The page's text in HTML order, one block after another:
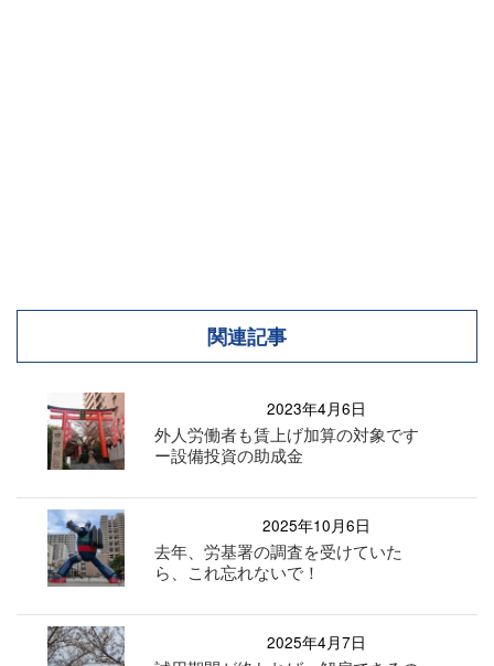
関連記事
2023年4月6日
外人労働者も賃上げ加算の対象です
ー設備投資の助成金
2025年10月6日
去年、労基署の調査を受けていた
ら、これ忘れないで！
2025年4月7日